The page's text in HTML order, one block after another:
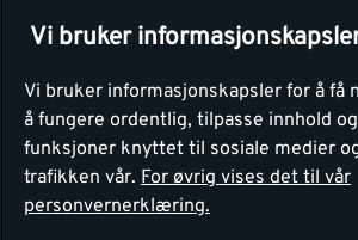
Montér
Vi bruker
Vi bruker informasjonskapsler for å få
å fungere ordentlig, tilpasse innhold
funksjoner knyttet til sosiale medier
trafikken vår. For øvrig vises det til vår
personvernerklæring.